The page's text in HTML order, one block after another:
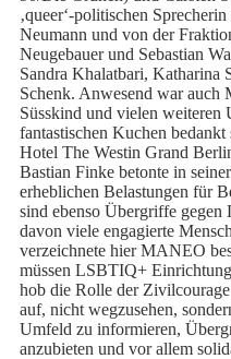
‚queer‘-politischen
Neumann und von der
Neugebauer und Sebastian
Sandra Khalatbari, Katharina
Schenk. Anwesend war
Süsskind und vielen weiteren
fantastischen Kuchen
Hotel The Westin Grand
Bastian Finke betonte in
erheblichen Belastungen für
sind ebenso Übergriffe
davon viele engagierte
verzeichnete hier MANEO
müssen LSBTIQ+
hob die Rolle der
auf, nicht wegzusehen,
Umfeld zu informieren,
anzubieten und vor allem